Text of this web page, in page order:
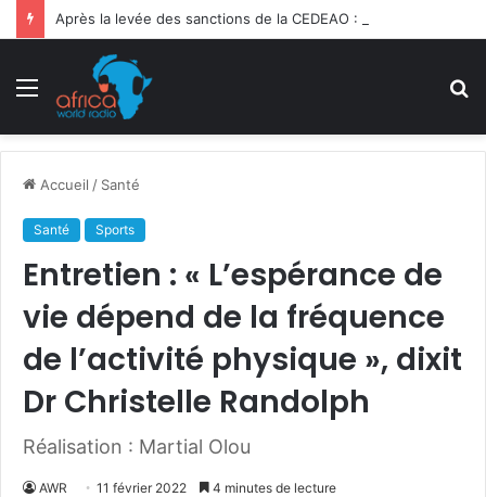
Menu
Accueil / Santé
Santé Sports
Entretien : « L’espérance de
vie dépend de la fréquence
de l’activité physique », dixit
Dr Christelle Randolph
Réalisation : Martial Olou
AWR 11 février 2022 4 minutes de lecture